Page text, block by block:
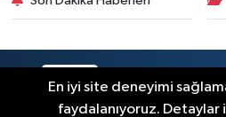
En iyi site deneyimi
faydalanıyoruz. Detaylar